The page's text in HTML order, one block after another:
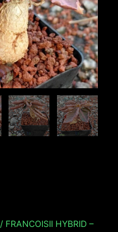
/ FRANCOISII HYBRID –